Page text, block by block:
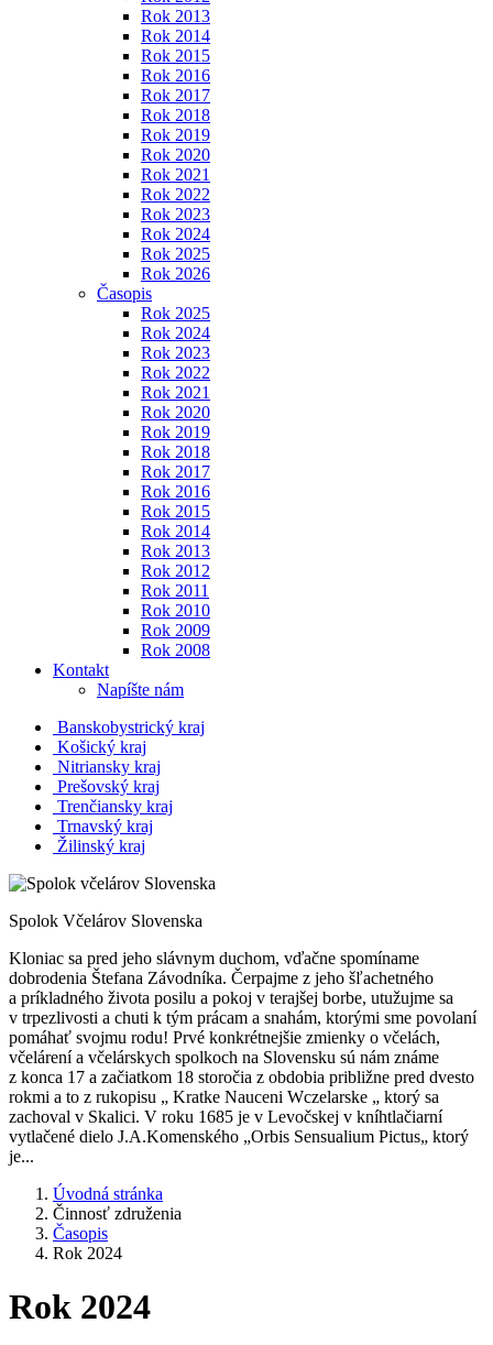
Rok 2013
Rok 2014
Rok 2015
Rok 2016
Rok 2017
Rok 2018
Rok 2019
Rok 2020
Rok 2021
Rok 2022
Rok 2023
Rok 2024
Rok 2025
Rok 2026
Časopis
Rok 2025
Rok 2024
Rok 2023
Rok 2022
Rok 2021
Rok 2020
Rok 2019
Rok 2018
Rok 2017
Rok 2016
Rok 2015
Rok 2014
Rok 2013
Rok 2012
Rok 2011
Rok 2010
Rok 2009
Rok 2008
Kontakt
Napíšte nám
Banskobystrický kraj
Košický kraj
Nitriansky kraj
Prešovský kraj
Trenčiansky kraj
Trnavský kraj
Žilinský kraj
Spolok Včelárov Slovenska
Kloniac sa pred jeho slávnym duchom, vďačne spomíname
dobrodenia Štefana Závodníka. Čerpajme z jeho šľachetného
a príkladného života posilu a pokoj v terajšej borbe, utužujme sa
v trpezlivosti a chuti k tým prácam a snahám, ktorými sme povolaní
pomáhať svojmu rodu! Prvé konkrétnejšie zmienky o včelách,
včelárení a včelárskych spolkoch na Slovensku sú nám známe
z konca 17 a začiatkom 18 storočia z obdobia približne pred dvesto
rokmi a to z rukopisu „ Kratke Nauceni Wczelarske „ ktorý sa
zachoval v Skalici. V roku 1685 je v Levočskej v kníhtlačiarní
vytlačené dielo J.A.Komenského „Orbis Sensualium Pictus„ ktorý
je...
Úvodná stránka
Činnosť združenia
Časopis
Rok 2024
Rok 2024